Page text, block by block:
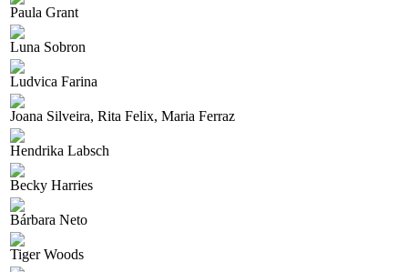
Paula Grant
Luna Sobron
Ludvica Farina
Joana Silveira, Rita Felix, Maria Ferraz
Hendrika Labsch
Becky Harries
Bárbara Neto
Tiger Woods